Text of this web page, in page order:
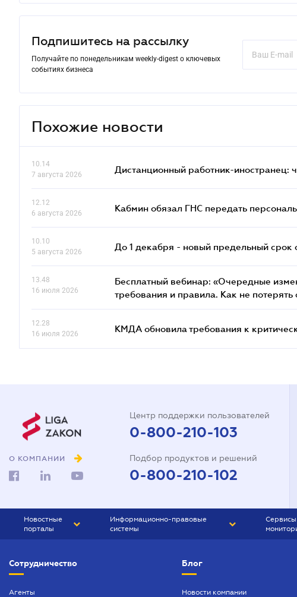
Подпишитесь на рассылку
Получайте по понедельникам weekly-digest о ключевых
событиях бизнеса
Похожие новости
10.14
7 августа 2026
Дистанционный работник-иностранец:
12.12
6 августа 2026
Кабмин обязал ГНС передать
10.10
5 августа 2026
До 1 декабря - новый предельный срок
13.48
16 июля 2026
Бесплатный вебинар: «Очередные
требования и правила. Как не
12.28
16 июля 2026
КМДА обновила требования к
О КОМПАНИИ
Центр поддержки пользователей
0-800-210-103
Подбор продуктов и решений
0-800-210-102
Новостные
порталы
БИЗНЕС
Информационно-правовые
системы
Сервисы
Сотрудничество
Агенты
Блог
Новости компании